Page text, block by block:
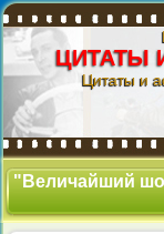
ЦИТАТЫ
Цитаты и
"Величайший